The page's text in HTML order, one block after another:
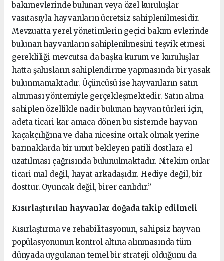
bakımevlerinde bulunan veya özel kuruluşlar
vasıtasıyla hayvanların ücretsiz sahiplenilmesidir.
Mevzuatta yerel yönetimlerin geçici bakım evlerinde
bulunan hayvanların sahiplenilmesini teşvik etmesi
gerekliliği mevcutsa da başka kurum ve kuruluşlar
hatta şahısların sahiplendirme yapmasında bir yasak
bulunmamaktadır. Üçüncüsü ise hayvanların satın
alınması yöntemiyle gerçekleşmektedir. Satın alma
sahiplen özellikle nadir bulunan hayvan türleri için,
adeta ticari kar amaca dönen bu sistemde hayvan
kaçakçılığına ve daha nicesine ortak olmak yerine
barınaklarda bir umut bekleyen patili dostlara el
uzatılması çağrısında bulunulmaktadır. Nitekim onlar
ticari mal değil, hayat arkadaşıdır. Hediye değil, bir
dosttur. Oyuncak değil, birer canlıdır.”
Kısırlaştırılan hayvanlar doğada takip edilmeli
Kısırlaştırma ve rehabilitasyonun, sahipsiz hayvan
popülasyonunun kontrol altına alınmasında tüm
dünyada uygulanan temel bir strateji olduğunu da